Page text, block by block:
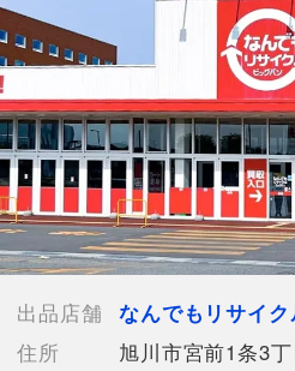
【店舗内商品コード】
【メーカー】
【ランク】Bランク
通常使用による傷や汚れが
【規格・仕様】
中古品です
裁断ムラ等あり
【詳細備考】
記載や画像にない見落としによる
状態に関しましては画像よりご確
出品店舗
なんでもリサイ
住所
旭川市宮前1条3